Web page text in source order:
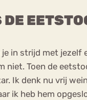
DE
je in strijd met
niet. Toen de
Ik denk nu vrij
ik heb hem